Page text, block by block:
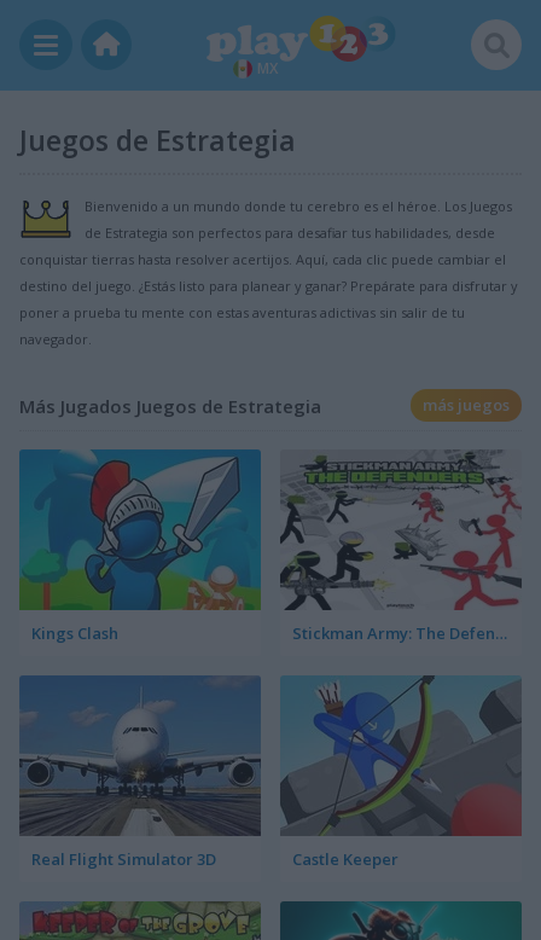
MX
Juegos de Estrategia
Bienvenido a un mundo donde tu cerebro es el héroe. Los Juegos
de Estrategia son perfectos para desafiar tus habilidades, desde
conquistar tierras hasta resolver acertijos. Aquí, cada clic puede cambiar el
destino del juego. ¿Estás listo para planear y ganar? Prepárate para disfrutar y
poner a prueba tu mente con estas aventuras adictivas sin salir de tu
navegador.
Más Jugados Juegos de Estrategia más juegos
Kings Clash Stickman Army: The Defenders
Real Flight Simulator 3D Castle Keeper